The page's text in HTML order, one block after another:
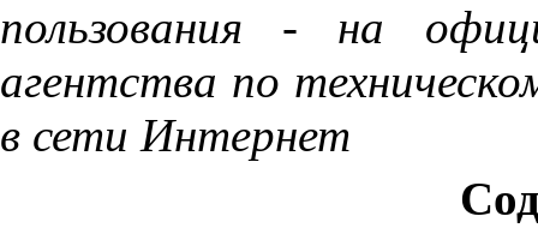
пользования - на
агентства по
в сети Интернет